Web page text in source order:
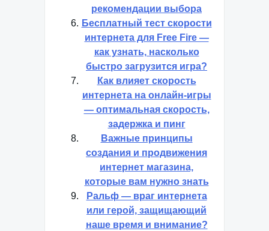
рекомендации выбора
Бесплатный тест скорости
интернета для Free Fire —
как узнать, насколько
быстро загрузится игра?
Как влияет скорость
интернета на онлайн-игры
— оптимальная скорость,
задержка и пинг
Важные принципы
создания и продвижения
интернет магазина,
которые вам нужно знать
Ральф — враг интернета
или герой, защищающий
наше время и внимание?